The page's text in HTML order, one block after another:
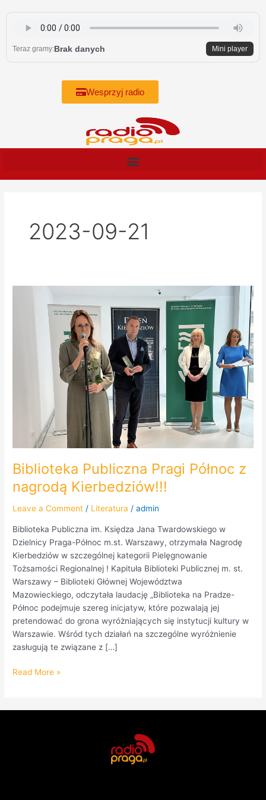
content
Teraz gramy:Brak danych Mini player
Wesprzyj radio
2023-09-21
Biblioteka Publiczna Pragi Północ z
nagrodą Kierbedziów!!!
Leave a Comment / Literatura /admin
Biblioteka Publiczna im. Księdza Jana Twardowskiego w
Dzielnicy Praga-Północ m.st. Warszawy, otrzymała Nagrodę
Kierbedziów w szczególnej kategorii Pielęgnowanie
Tożsamości Regionalnej ! Kapituła Biblioteki Publicznej m. st.
Warszawy – Biblioteki Głównej Województwa
Mazowieckiego, odczytała laudację „Biblioteka na Pradze-
Północ podejmuje szereg inicjatyw, które pozwalają jej
pretendować do grona wyróżniających się instytucji kultury w
Warszawie. Wśród tych działań na szczególne wyróżnienie
zasługują te związane z […]
Publiczna
Kierbedziów!!!
Read More »